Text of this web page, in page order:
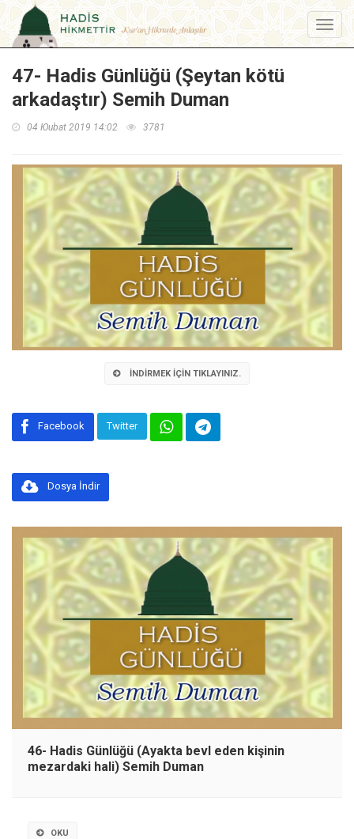
Menu
47- Hadis Günlüğü (Şeytan kötü
arkadaştır) Semih Duman
04 Юubat 2019 14:02 3781
Unmute Loaded
11.14%
İNDIRMEK İÇIN TIKLAYINIZ.
Facebook Twitter
Dosya İndir
46- Hadis Günlüğü (Ayakta bevl eden kişinin
mezardaki hali) Semih Duman
OKU